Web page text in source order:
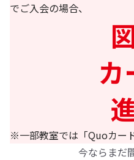
でご入会の場合、
カ
※一部教室では「Quoカー
今ならまだ